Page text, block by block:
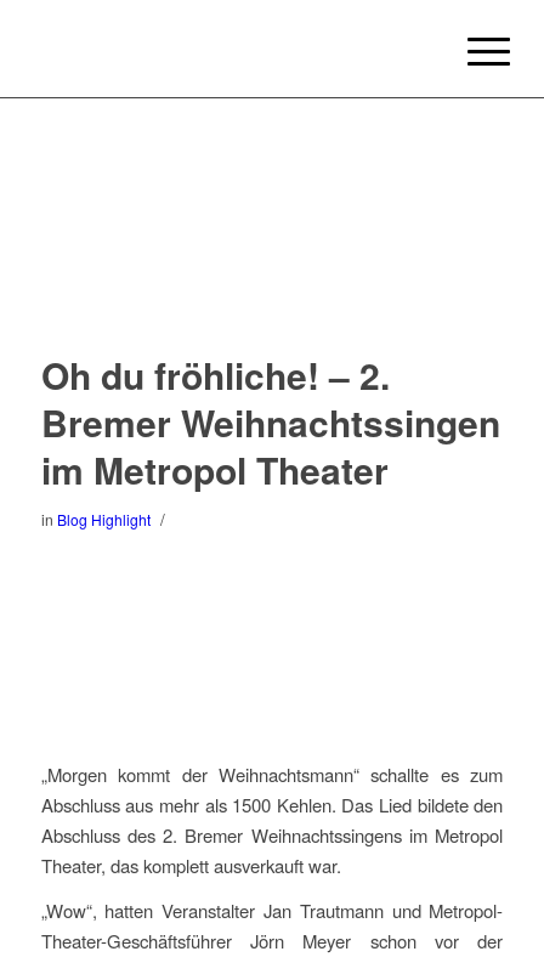
Oh du fröhliche! – 2.
Bremer Weihnachtssingen
im Metropol Theater
in Blog Highlight /
„Morgen kommt der Weihnachtsmann“ schallte es zum
Abschluss aus mehr als 1500 Kehlen. Das Lied bildete den
Abschluss des 2. Bremer Weihnachtssingens im Metropol
Theater, das komplett ausverkauft war.
„Wow“, hatten Veranstalter Jan Trautmann und Metropol-
Theater-Geschäftsführer Jörn Meyer schon vor der